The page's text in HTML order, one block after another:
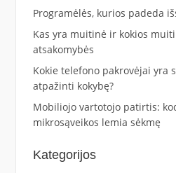
Programėlės, kurios padeda
Kas yra muitinė ir kokios
atsakomybės
Kokie telefono pakrovėjai yra
atpažinti kokybę?
Mobiliojo vartotojo patirtis:
mikrosąveikos lemia sėkmę
Kategorijos